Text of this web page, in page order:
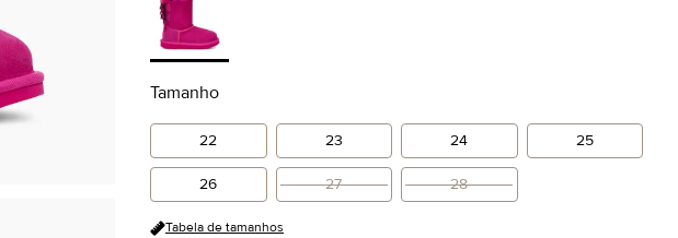
Tamanho
22 23 24 25
26 27 28
Tabela de tamanhos